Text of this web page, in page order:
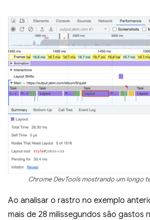
Chrome DevTools mostrando um longo
Ao analisar o rastro no exemplo
mais de 28 milissegundos são gastos